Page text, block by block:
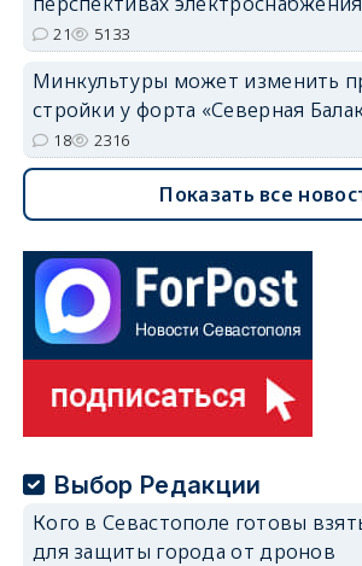
21 5133
Минкультуры может изменить
стройки у форта «Северная
18 2316
Показать все
Выбор Редакции
Кого в Севастополе готовы
для защиты города от дронов